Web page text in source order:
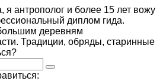
я антрополог и более 15 лет вожу
диплом гида.
деревням
Традиции, обряды, старинные